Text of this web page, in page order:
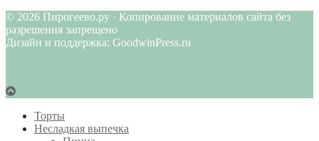
© 2026 Пирогеево.ру · Копирование материалов сайта без
разрешения запрещено
Дизайн и поддержка: GoodwinPress.ru
Торты
Несладкая выпечка